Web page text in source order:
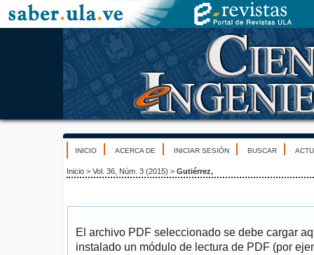
INICIO ACERCA DE INICIAR SESIÓN BUSCAR
Inicio > Vol. 36, Núm. 3 (2015) > Gutiérrez,
El archivo PDF seleccionado se debe cargar
instalado un módulo de lectura de PDF (por